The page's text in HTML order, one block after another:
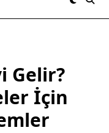
Gelir?
İçin